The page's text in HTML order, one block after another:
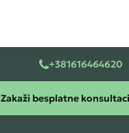
+381616464620
Zakaži besplatne